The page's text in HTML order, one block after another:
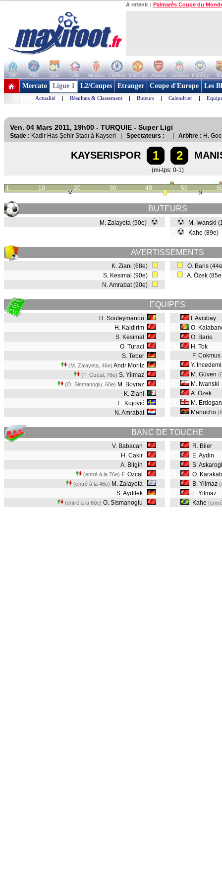
A retenir : Palmarès Coupe du
OM PSG Lyon Lille Monaco Chelsea Man Utd Arsenal Liverpool ManCity
+ de clubs
Mercato Ligue 1 L2/Coupes Etranger Coupe d'Europe Les
Actualité | Résultats & Classement | Buteurs | Calendrier |
Ven. 04 Mars 2011, 19h00 - TURQUIE - Super Ligi
Stade : Kadir Has Şehir Stadı à Kayseri | Spectateurs : - | Arbitre : H.
KAYSERISPOR 1 2
(mi-tps: 0-1)
1 10 20 30 40 50
BUTEURS
M. Zalayeta (90e)
M. Iwanski
Kahe (89e)
AVERTISSEMENTS
K. Ziani (68e)
S. Kesimal (90e)
N. Amrabat (90e)
O. Baris
A. Özek
EQUIPES
H. Souleymanou
H. Kaldirim
S. Kesimal
O. Turaci
S. Teber
(M. Zalayeta, 46e) Andr Moritz
(F. Ozcal, 76e) S. Yilmaz
(O. Sismanoglu, 60e) M. Boyraz
K. Ziani
E. Kujović
N. Amrabat
I. Avcibay
O.
O. Baris
H. Tok
F. Cokmus
Y.
M. Güven
M. Iwanski
A. Özek
M.
Manucho
BANC DE TOUCHE
V. Babacan
H. Cakir
A. Bilgin
(entré à la 76e) F. Ozcal
(entré à la 46e) M. Zalayeta
S. Aydilek
(entré à la 60e) O. Sismanoglu
R. Biler
E. Aydin
S.
O.
B. Yilmaz
F. Yilmaz
Kahe